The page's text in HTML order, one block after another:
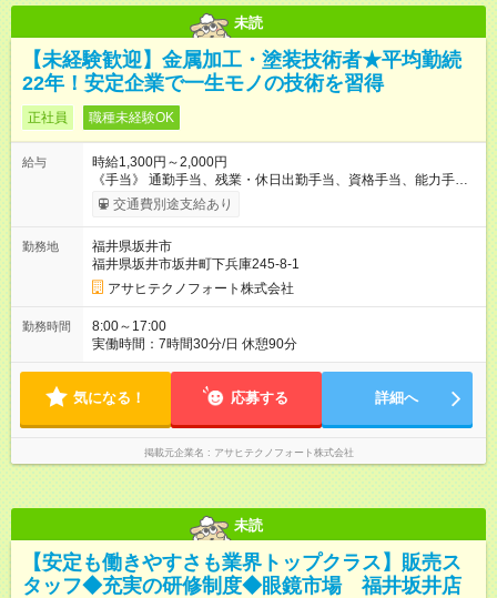
未読
【未経験歓迎】金属加工・塗装技術者★平均勤続
22年！安定企業で一生モノの技術を習得
正社員 職種未経験OK
給与
時給1,300円～2,000円
《手当》 通勤手当、残業・休日出勤手当、資格手当、能力手
当、出張手当（渡し切り）、会議出席手当、年末年始手当、家
族手当他 【試用期間】試用期間あり 試用期間の長さ：3ヶ月 雇
交通費別途支給あり
勤務地
福井県坂井市
福井県坂井市坂井町下兵庫245-8-1
アサヒテクノフォート株式会社
勤務時間
8:00～17:00
実働時間：7時間30分/日 休憩90分
気になる！ 応募する 詳細へ
掲載元企業名 アサヒテクノフォート株式会社
未読
【安定も働きやすさも業界トップクラス】販売ス
タッフ◆充実の研修制度◆眼鏡市場 福井坂井店